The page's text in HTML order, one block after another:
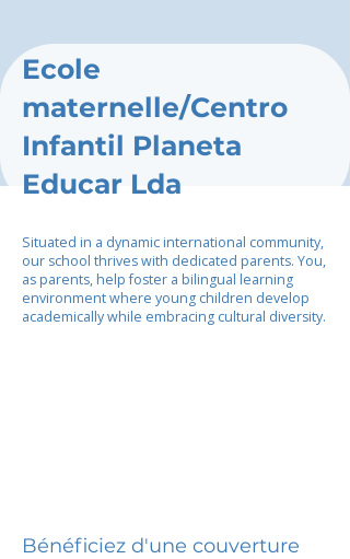
Ecole
maternelle/Centro
Infantil Planeta
Educar Lda
Situated in a dynamic international community,
our school thrives with dedicated parents. You,
as parents, help foster a bilingual learning
environment where young children develop
academically while embracing cultural diversity.
Bénéficiez d'une couverture